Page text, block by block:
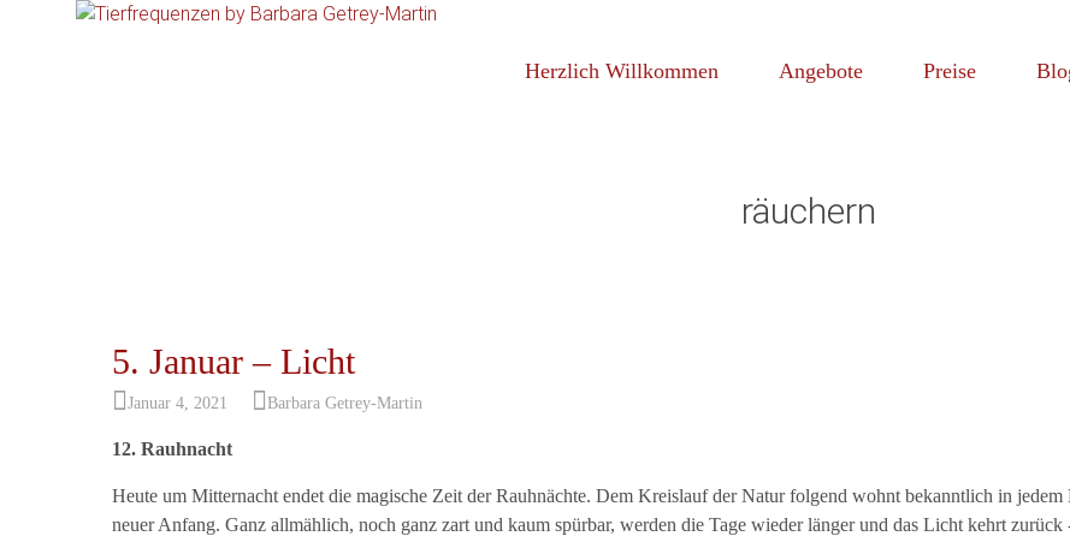
to
Herzlich Willkommen Angebote Preise
räuchern
5. Januar – Licht
Januar 4, 2021 Barbara Getrey-Martin
12. Rauhnacht
Heute um Mitternacht endet die magische Zeit der Rauhnächte. Dem Kreislauf der Natur folgend wohnt bekanntlich in jedem
neuer Anfang. Ganz allmählich, noch ganz zart und kaum spürbar, werden die Tage wieder länger und das Licht kehrt zurück